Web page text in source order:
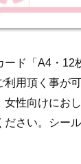
ード「A4・12
利用頂く事が
女性向けにお
さい。シー